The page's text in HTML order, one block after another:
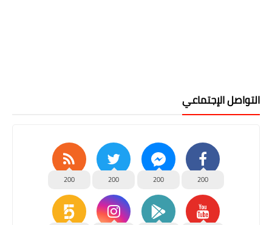
التواصل الإجتماعي
200
200
200
200